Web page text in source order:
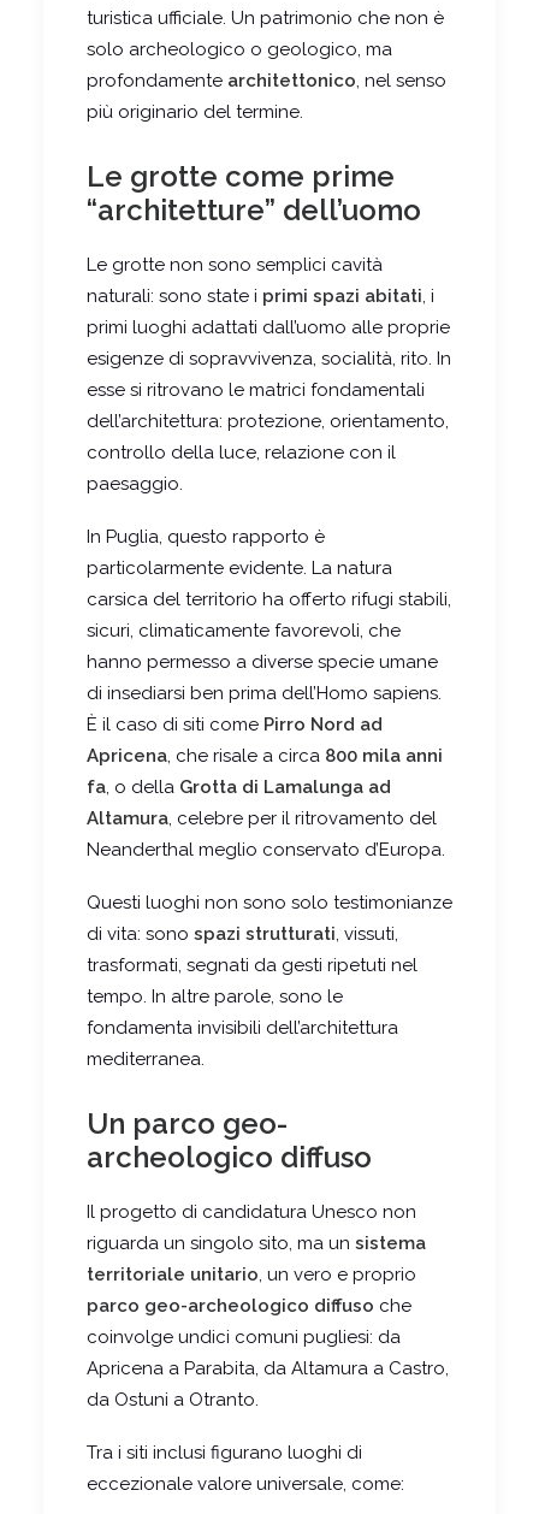
turistica ufficiale. Un patrimonio che non è
solo archeologico o geologico, ma
profondamente architettonico, nel senso
più originario del termine.
Le grotte come prime
“architetture” dell’uomo
Le grotte non sono semplici cavità
naturali: sono state i primi spazi abitati, i
primi luoghi adattati dall’uomo alle proprie
esigenze di sopravvivenza, socialità, rito. In
esse si ritrovano le matrici fondamentali
dell’architettura: protezione, orientamento,
controllo della luce, relazione con il
paesaggio.
In Puglia, questo rapporto è
particolarmente evidente. La natura
carsica del territorio ha offerto rifugi stabili,
sicuri, climaticamente favorevoli, che
hanno permesso a diverse specie umane
di insediarsi ben prima dell’Homo sapiens.
È il caso di siti come Pirro Nord ad
Apricena, che risale a circa 800 mila anni
fa, o della Grotta di Lamalunga ad
Altamura, celebre per il ritrovamento del
Neanderthal meglio conservato d’Europa.
Questi luoghi non sono solo testimonianze
di vita: sono spazi strutturati, vissuti,
trasformati, segnati da gesti ripetuti nel
tempo. In altre parole, sono le
fondamenta invisibili dell’architettura
mediterranea.
Un parco geo-
archeologico diffuso
Il progetto di candidatura Unesco non
riguarda un singolo sito, ma un sistema
territoriale unitario, un vero e proprio
parco geo-archeologico diffuso che
coinvolge undici comuni pugliesi: da
Apricena a Parabita, da Altamura a Castro,
da Ostuni a Otranto.
Tra i siti inclusi figurano luoghi di
eccezionale valore universale, come: